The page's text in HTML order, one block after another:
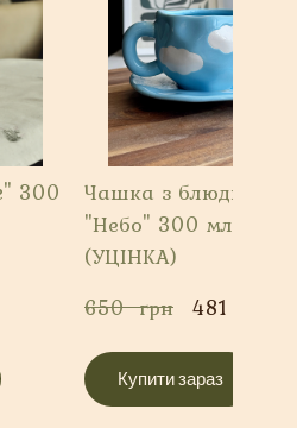
300
Чашка з блюдцем
"Небо" 300 мл
(УЦІНКА)
650  грн 481  грн
Купити зараз